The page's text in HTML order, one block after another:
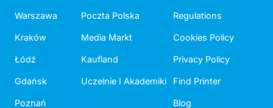
Warszawa
Kraków
Łódź
Gdańsk
Poznań
Poczta Polska
Media Markt
Kaufland
Uczelnie I Akademiki
Regulations
Cookies Policy
Privacy Policy
Find Printer
Blog